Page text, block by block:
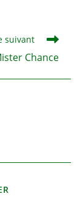
suivant
Chance